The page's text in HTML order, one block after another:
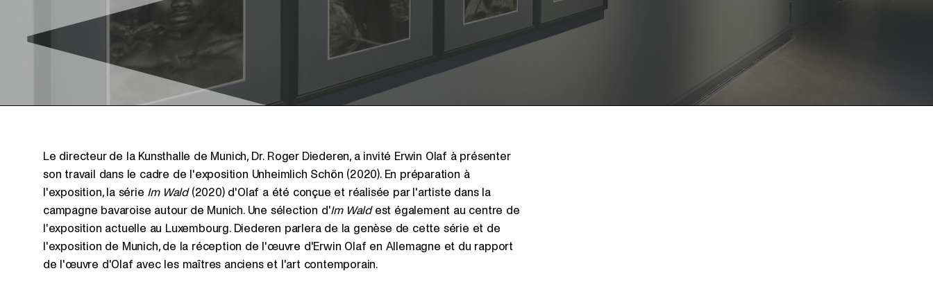
Le directeur de la Kunsthalle de Munich, Dr. Roger Diederen, a invité Erwin Olaf à présenter
son travail dans le cadre de l'exposition Unheimlich Schön (2020). En préparation à
l'exposition, la série Im Wald(2020) d'Olaf a été conçue et réalisée par l'artiste dans la
campagne bavaroise autour de Munich. Une sélection d'Im Waldest également au centre de
l'exposition actuelle au Luxembourg. Diederen parlera de la genèse de cette série et de
l'exposition de Munich, de la réception de l'œuvre d'Erwin Olaf en Allemagne et du rapport
de l'œuvre d'Olaf avec les maîtres anciens et l'art contemporain.